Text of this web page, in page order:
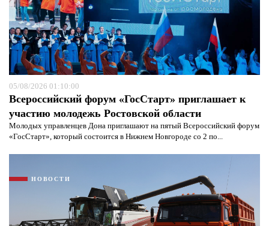
05/08/2026 01:10:00
Всероссийский форум «ГосСтарт» приглашает к
участию молодежь Ростовской области
Молодых управленцев Дона приглашают на пятый Всероссийский форум
«ГосСтарт», который состоится в Нижнем Новгороде со 2 по...
НОВОСТИ